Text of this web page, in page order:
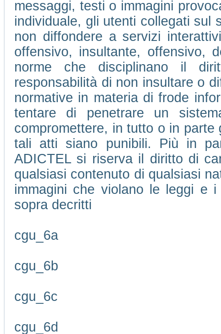
messaggi, testi o immagini
individuale, gli utenti collegati sul
non diffondere a servizi
offensivo, insultante, offensivo,
norme che disciplinano il
responsabilità di non insultare o
normative in materia di frode
tentare di penetrare un
compromettere, in tutto o in
tali atti siano punibili. Più in
ADICTEL si riserva il diritto di
qualsiasi contenuto di qualsiasi
immagini che violano le leggi e
sopra decritti
cgu_6a
cgu_6b
cgu_6c
cgu_6d